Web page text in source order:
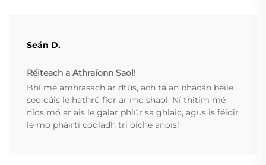
Seán D.
Réiteach a Athraíonn Saol!
Bhí mé amhrasach ar dtús, ach tá an bhácán béile
seo cúis le hathrú fíor ar mo shaol. Ní thitim mé
níos mó ar ais le galar phlúr sa ghlaic, agus is féidir
le mo pháirtí codladh trí oíche anois!